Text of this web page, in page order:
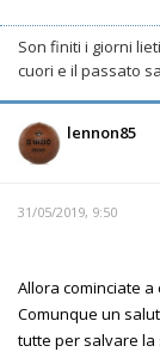
Son finiti i giorni
cuori e il passato
lennon85
31/05/2019, 9:50
Allora cominciate a
Comunque un
tutte per salvare la